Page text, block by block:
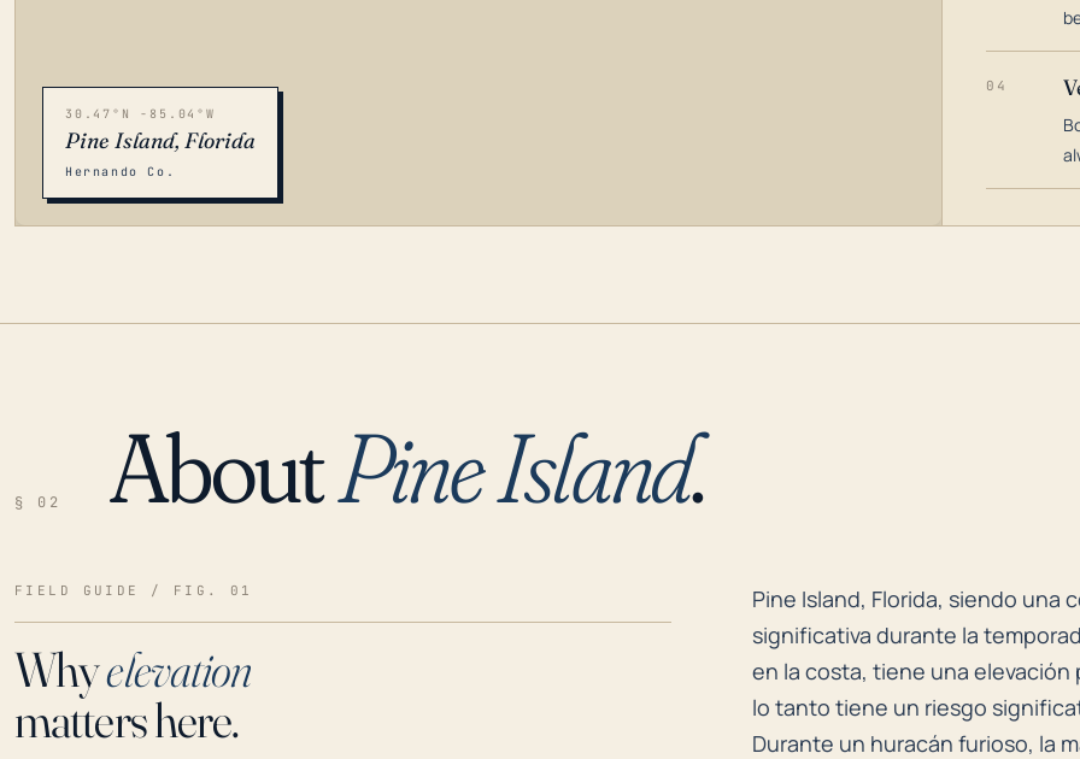
LOADING…
30.47°N -85.04°W
Pine Island, Florida
Hernando Co.
04
§ 02 AboutPine Island.
FIELD GUIDE / FIG. 01
Whyelevation
matters here.
Pine Island, Florida, siendo
Pine Island, Florida, siendo una
significativa durante la
en la costa, tiene una elevación
lo tanto tiene un riesgo
Durante un huracán furioso, la